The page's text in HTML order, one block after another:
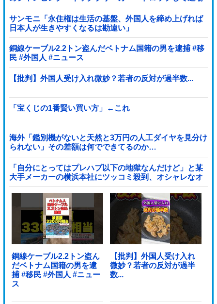
処分→ロッカールームから「白人特権」と投稿...
サンモニ「永住権は生活の基盤、外国人を締め上げれば
日本人が生きやすくなるは勘違い」
銅線ケーブル2.2トン盗んだベトナム国籍の男を逮捕 #移
民 #外国人 #ニュース
【批判】外国人受け入れ微妙？若者の反対が過半数...
「宝くじの1番賢い買い方」←これ
海外「鑑別機がないと天然と3万円の人工ダイヤを見分け
られない」その差額は何でできてるのか…
「自分にとってはプレハブ以下の地獄なんだけど」と某
大手メーカーの横浜本社にツッコミ殺到、オシャレなオ
フィスに特化してしまった結果……他
銅線ケーブル2.2トン盗ん
だベトナム国籍の男を逮
捕 #移民 #外国人 #ニュー
ス
【批判】外国人受け入れ
微妙？若者の反対が過半
数...